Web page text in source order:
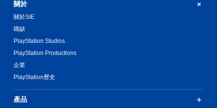
關於
關於SIE
職缺
PlayStation Studios
PlayStation Productions
企業
PlayStation歷史
產品